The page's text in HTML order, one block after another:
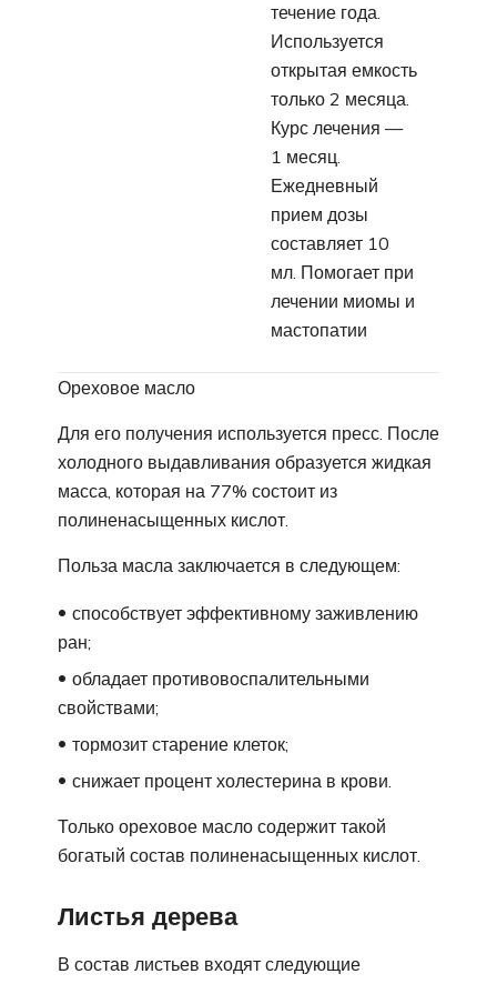
течение года.
Используется
открытая емкость
только 2 месяца.
Курс лечения —
1 месяц.
Ежедневный
прием дозы
составляет 10
мл. Помогает при
лечении миомы и
мастопатии
Ореховое масло
Для его получения используется пресс. После
холодного выдавливания образуется жидкая
масса, которая на 77% состоит из
полиненасыщенных кислот.
Польза масла заключается в следующем:
способствует эффективному заживлению
ран;
обладает противовоспалительными
свойствами;
тормозит старение клеток;
снижает процент холестерина в крови.
Только ореховое масло содержит такой
богатый состав полиненасыщенных кислот.
Листья дерева
В состав листьев входят следующие